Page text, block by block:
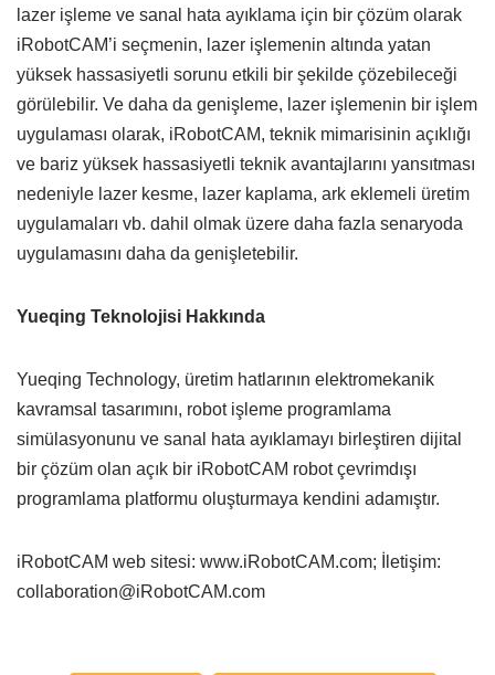
lazer işleme ve sanal hata ayıklama için bir çözüm olarak
iRobotCAM’i seçmenin, lazer işlemenin altında yatan
yüksek hassasiyetli sorunu etkili bir şekilde çözebileceği
görülebilir. Ve daha da genişleme, lazer işlemenin bir işlem
uygulaması olarak, iRobotCAM, teknik mimarisinin açıklığı
ve bariz yüksek hassasiyetli teknik avantajlarını yansıtması
nedeniyle lazer kesme, lazer kaplama, ark eklemeli üretim
uygulamaları vb. dahil olmak üzere daha fazla senaryoda
uygulamasını daha da genişletebilir.
Yueqing Teknolojisi Hakkında
Yueqing Technology, üretim hatlarının elektromekanik
kavramsal tasarımını, robot işleme programlama
simülasyonunu ve sanal hata ayıklamayı birleştiren dijital
bir çözüm olan açık bir iRobotCAM robot çevrimdışı
programlama platformu oluşturmaya kendini adamıştır.
iRobotCAM web sitesi: www.iRobotCAM.com; İletişim:
collaboration@iRobotCAM.com